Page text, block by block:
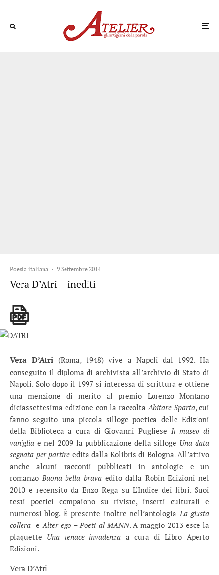
Poesia italiana · 9 Settembre 2014
Vera D’Atri – inediti
Vera D’Atri (Roma, 1948) vive a Napoli dal 1992. Ha
conseguito il diploma di archivista all’archivio di Stato di
Napoli. Solo dopo il 1997 si interessa di scrittura e ottiene
una menzione di merito al premio Lorenzo Montano
diciassettesima edizione con la raccoltaAbitare Sparta, cui
fanno seguito una piccola silloge poetica delle Edizioni
della Biblioteca a cura di Giovanni PuglieseIl museo di
vaniglia e nel 2009 la pubblicazione della silloge Una data
segnata per partire edita dalla Kolibris di Bologna. All’attivo
anche alcuni racconti pubblicati in antologie e un
romanzo Buona bella bravaedito dalla Robin Edizioni nel
2010 e recensito da Enzo Rega su L’Indice dei libri. Suoi
testi poetici compaiono su riviste, inserti culturali e
numerosi blog. È presente inoltre nell’antologia La giusta
collera eAlter ego – Poeti al MANN. A maggio 2013 esce la
plaquette Una tenace invadenza a cura di Libro Aperto
Edizioni.
Vera D’Atri